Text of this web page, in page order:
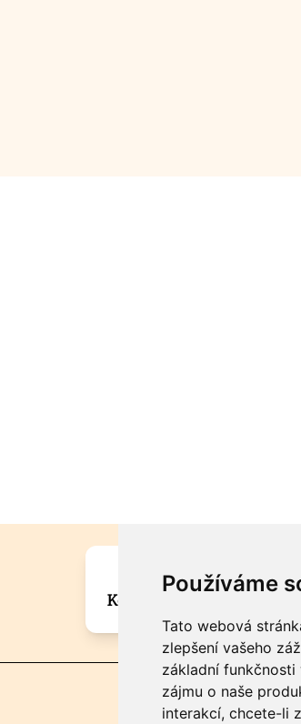
Používáme
Tato webová
zlepšení vašeho
základní funkčnosti
zájmu o naše
interakcí, chcete-li
Máte zajímavou
Kontaktujte šéfredaktora